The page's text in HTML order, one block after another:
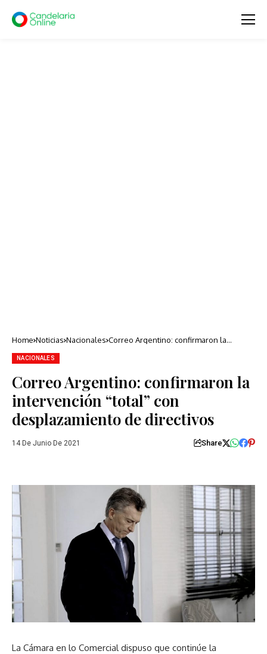
Home Noticias Nacionales Correo Argentino: confirmaron la
NACIONALES
Correo Argentino: confirmaron la
intervención “total” con
desplazamiento de directivos
14 De Junio De 2021 Share
La Cámara en lo Comercial dispuso que continúe la